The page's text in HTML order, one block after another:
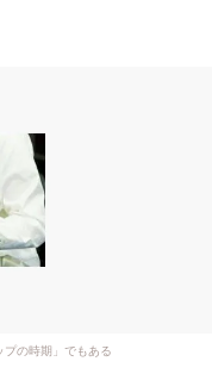
の時期」でもある